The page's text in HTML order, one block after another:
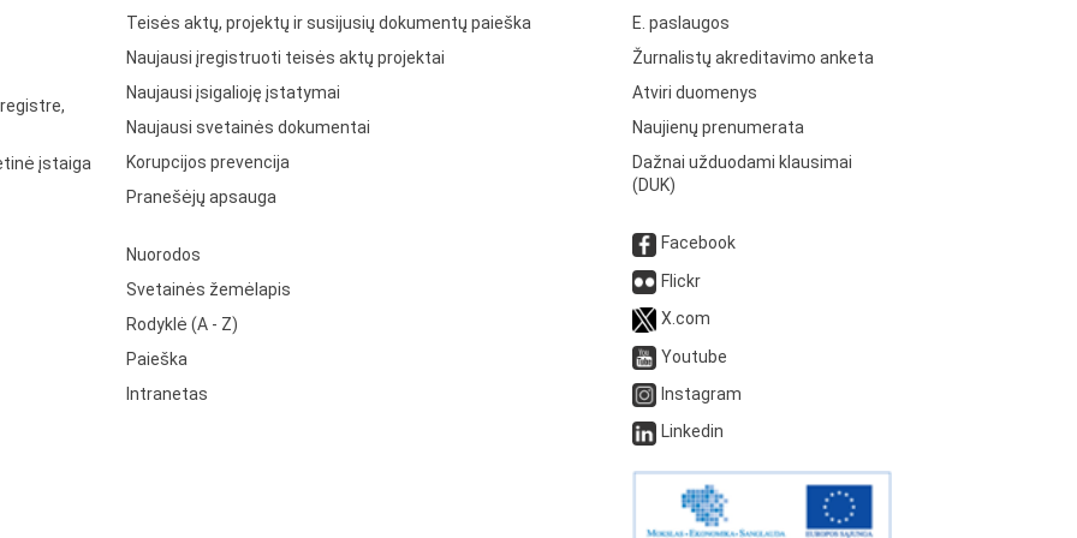
įstaiga
Teisės aktų, projektų ir susijusių dokumentų paieška
Naujausi įregistruoti teisės aktų projektai
Naujausi įsigalioję įstatymai
Naujausi svetainės dokumentai
Korupcijos prevencija
Pranešėjų apsauga
Nuorodos
Svetainės žemėlapis
Rodyklė (A - Z)
Paieška
Intranetas
E. paslaugos
Žurnalistų akreditavimo anketa
Atviri duomenys
Naujienų prenumerata
Dažnai užduodami klausimai
(DUK)
Facebook
Flickr
X.com
Youtube
Instagram
Linkedin